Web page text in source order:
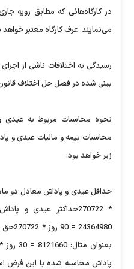
در کارگاه‌هائی که مطابق رويه
می‌نمايند. عرف کارگاه معتبر خواهد
رسيدگی به اختلافات ناشی از
بينی شده در فصل حل اختلاف
نحوه محاسبات مربوط به
زير خواهد بود:
* 270722حداکثر عيدی
پاداش محاسبه شده با اين فرض